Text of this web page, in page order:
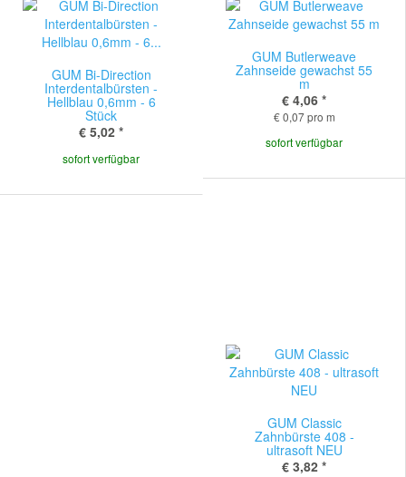
GUM Bi-Direction
Interdentalbürsten -
Hellblau 0,6mm - 6
Stück
€ 5,02 *
sofort verfügbar
GUM Butlerweave
Zahnseide gewachst 55
m
€ 4,06 *
€ 0,07 pro m
sofort verfügbar
GUM Classic
Zahnbürste 408 -
ultrasoft NEU
€ 3,82 *